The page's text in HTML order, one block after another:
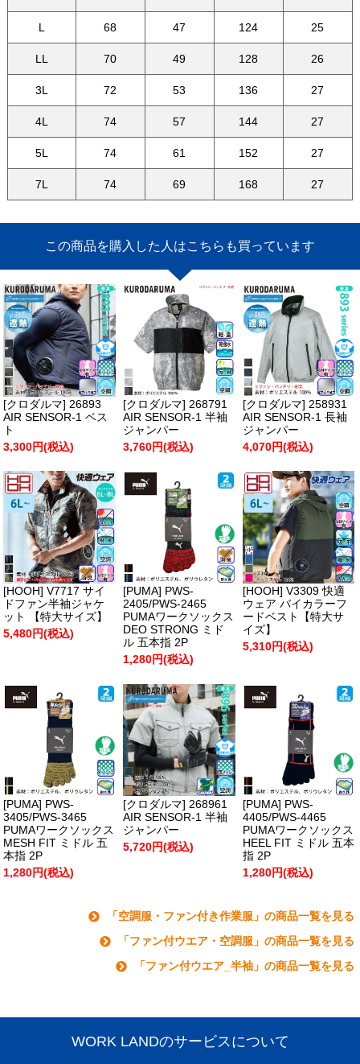
L 68 47 124 25
LL 70 49 128 26
3L 72 53 136 27
4L 74 57 144 27
5L 74 61 152 27
7L 74 69 168 27
この商品を購入した人はこちらも買っています
[クロダルマ] 26893
AIR SENSOR-1 ベス
ト
3,300円(税込)
[クロダルマ] 268791
AIR SENSOR-1 半袖
ジャンパー
3,760円(税込)
[クロダルマ] 258931
AIR SENSOR-1 長袖
ジャンパー
4,070円(税込)
[HOOH] V7717 サイ
ドファン半袖ジャケ
ット 【特大サイズ】
5,480円(税込)
[PUMA] PWS-
2405/PWS-2465
PUMAワークソックス
DEO STRONG ミド
ル 五本指 2P
1,280円(税込)
[HOOH] V3309 快適
ウェア バイカラーフ
ードベスト【特大サ
イズ】
5,310円(税込)
[PUMA] PWS-
3405/PWS-3465
PUMAワークソックス
MESH FIT ミドル 五
本指 2P
1,280円(税込)
[クロダルマ] 268961
AIR SENSOR-1 半袖
ジャンパー
5,720円(税込)
[PUMA] PWS-
4405/PWS-4465
PUMAワークソックス
HEEL FIT ミドル 五本
指 2P
1,280円(税込)
「空調服・ファン付き作業服」の商品一覧を見る
「ファン付ウエア・空調服」の商品一覧を見る
「ファン付ウエア_半袖」の商品一覧を見る
WORK LANDのサービスについて